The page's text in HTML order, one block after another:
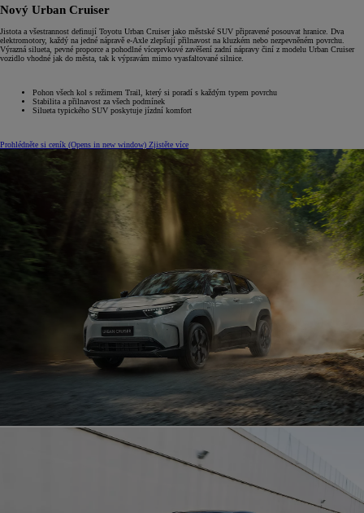
Nový Urban Cruiser
Jistota a všestrannost definují Toyotu Urban Cruiser jako městské SUV připravené posouvat hranice. Dva
elektromotory, každý na jedné nápravě e-Axle zlepšují přilnavost na kluzkém nebo nezpevněném povrchu.
Výrazná silueta, pevné proporce a pohodlné víceprvkové zavěšení zadní nápravy činí z modelu Urban Cruiser
vozidlo vhodné jak do města, tak k výpravám mimo vyasfaltované silnice.
Pohon všech kol s režimem Trail, který si poradí s každým typem povrchu
Stabilita a přilnavost za všech podmínek
Silueta typického SUV poskytuje jízdní komfort
Prohlédněte si ceník (Opens in new window) Zjistěte více